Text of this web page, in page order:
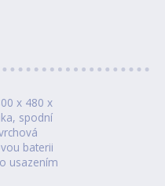
x 480 x
spodní
baterii
usazením